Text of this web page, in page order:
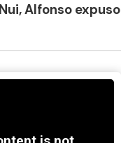
Alfonso expuso